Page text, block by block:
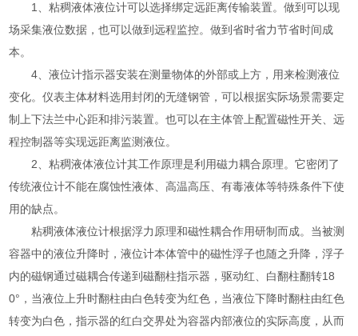
1、粘稠液体液位计可以选择绑定远距离传输装置。做到可以现
场采集液位数据，也可以做到远程监控。做到省时省力节省时间成
本。
4、液位计指示器安装在测量物体的外部或上方，用来检测液位
变化。仪表主体材料选用封闭的无缝钢管，可以根据实际场景需要定
制上下法兰中心距和排污装置。也可以在主体管上配置磁性开关、远
程控制器等实现远距离监测液位。
2、粘稠液体液位计其工作原理是利用磁力耦合原理。它密闭了
传统液位计不能在腐蚀性液体、高温高压、有毒液体等特殊条件下使
用的缺点。
粘稠液体液位计根据浮力原理和磁性耦合作用研制而成。当被测
容器中的液位升降时，液位计本体管中的磁性浮子也随之升降，浮子
内的磁钢通过磁耦合传递到磁翻柱指示器，驱动红、白翻柱翻转18
0°，当液位上升时翻柱由白色转变为红色，当液位下降时翻柱由红色
转变为白色，指示器的红白交界处为容器内部液位的实际高度，从而